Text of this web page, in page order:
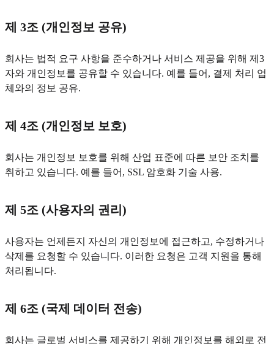
제 3조 (개인정보 공유)
회사는 법적 요구 사항을 준수하거나 서비스 제공을 위해 제3
자와 개인정보를 공유할 수 있습니다. 예를 들어, 결제 처리 업
체와의 정보 공유.
제 4조 (개인정보 보호)
회사는 개인정보 보호를 위해 산업 표준에 따른 보안 조치를
취하고 있습니다. 예를 들어, SSL 암호화 기술 사용.
제 5조 (사용자의 권리)
사용자는 언제든지 자신의 개인정보에 접근하고, 수정하거나
삭제를 요청할 수 있습니다. 이러한 요청은 고객 지원을 통해
처리됩니다.
제 6조 (국제 데이터 전송)
회사는 글로벌 서비스를 제공하기 위해 개인정보를 해외로 전